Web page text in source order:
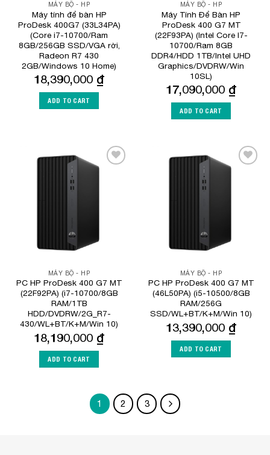
MÁY BỘ - HP
Máy tính để bàn HP
ProDesk 400G7 (33L34PA)
(Core i7-10700/Ram
8GB/256GB SSD/VGA rời,
Radeon R7 430
2GB/Windows 10 Home)
18,390,000 ₫
ADD TO CART
MÁY BỘ - HP
Máy Tính Để Bàn HP
ProDesk 400 G7 MT
(22F93PA) (Intel Core I7-
10700/Ram 8GB
DDR4/HDD 1TB/Intel UHD
Graphics/DVDRW/Win
10SL)
17,090,000 ₫
ADD TO CART
MÁY BỘ - HP
PC HP ProDesk 400 G7 MT
(22F92PA) (i7-10700/8GB
RAM/1TB
HDD/DVDRW/2G_R7-
430/WL+BT/K+M/Win 10)
18,190,000 ₫
ADD TO CART
MÁY BỘ - HP
PC HP ProDesk 400 G7 MT
(46L50PA) (i5-10500/8GB
RAM/256G
SSD/WL+BT/K+M/Win 10)
13,390,000 ₫
ADD TO CART
1 2 3